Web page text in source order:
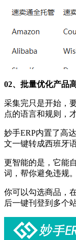
02、批量优化产品
采集完只是开始，
点的语言和规则，
妙手ERP内置了高
文一键转成西班牙
更智能的是，它能
词，帮你避免违规。
你可以勾选商品，
后一键刊登到多个